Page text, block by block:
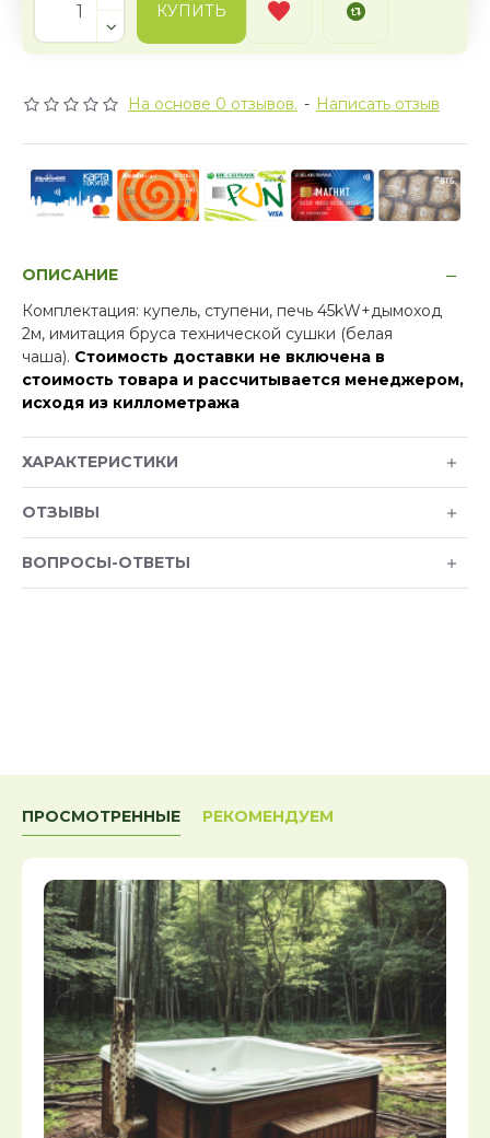
На основе 0 отзывов. - Написать отзыв
КУПИТЬ
ОПИСАНИЕ
Комплектация: купель, ступени, печь 45kW+дымоход
2м, имитация бруса технической сушки (белая
чаша). Стоимость доставки не включена в
стоимость товара и рассчитывается менеджером,
исходя из киллометража
ХАРАКТЕРИСТИКИ
ОТЗЫВЫ
ВОПРОСЫ-ОТВЕТЫ
ПРОСМОТРЕННЫЕ РЕКОМЕНДУЕМ